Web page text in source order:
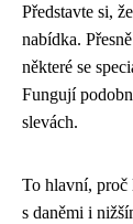
Představte si,
nabídka.
některé se
Fungují
slevách.
To hlavní, proč
s daněmi i